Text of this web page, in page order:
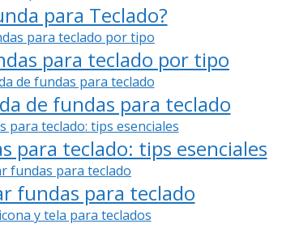
para Teclado?
para teclado por tipo
de fundas para teclado
para teclado: tips esenciales
fundas para teclado